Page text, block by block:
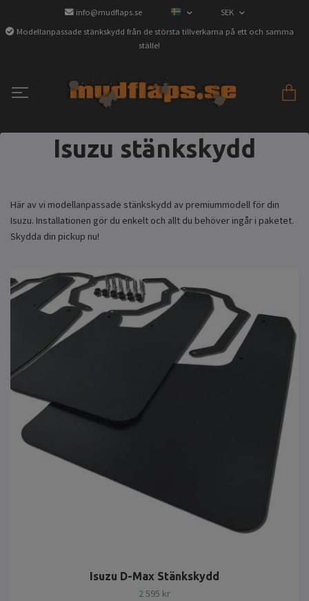
info@mudflaps.se
SEK
Modellanpassade stänkskydd från de största tillverkarna på ett och samma
ställe!
Isuzu stänkskydd
Här av vi modellanpassade stänkskydd av premiummodell för din
Isuzu. Installationen gör du enkelt och allt du behöver ingår i paketet.
Skydda din pickup nu!
Isuzu D-Max Stänkskydd
2 595 kr